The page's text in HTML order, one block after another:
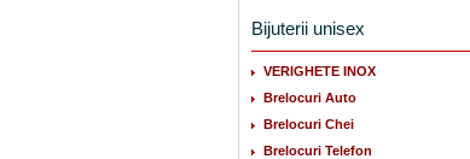
Bijuterii unisex
VERIGHETE INOX
Brelocuri Auto
Brelocuri Chei
Brelocuri Telefon